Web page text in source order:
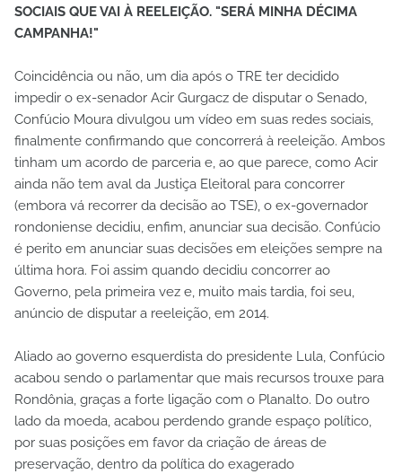
SOCIAIS QUE VAI À REELEIÇÃO. "SERÁ MINHA DÉCIMA
CAMPANHA!"
Coincidência ou não, um dia após o TRE ter decidido
impedir o ex-senador Acir Gurgacz de disputar o Senado,
Confúcio Moura divulgou um vídeo em suas redes sociais,
finalmente confirmando que concorrerá à reeleição. Ambos
tinham um acordo de parceria e, ao que parece, como Acir
ainda não tem aval da Justiça Eleitoral para concorrer
(embora vá recorrer da decisão ao TSE), o ex-governador
rondoniense decidiu, enfim, anunciar sua decisão. Confúcio
é perito em anunciar suas decisões em eleições sempre na
última hora. Foi assim quando decidiu concorrer ao
Governo, pela primeira vez e, muito mais tardia, foi seu,
anúncio de disputar a reeleição, em 2014.
Aliado ao governo esquerdista do presidente Lula, Confúcio
acabou sendo o parlamentar que mais recursos trouxe para
Rondônia, graças a forte ligação com o Planalto. Do outro
lado da moeda, acabou perdendo grande espaço político,
por suas posições em favor da criação de áreas de
preservação, dentro da política do exagerado